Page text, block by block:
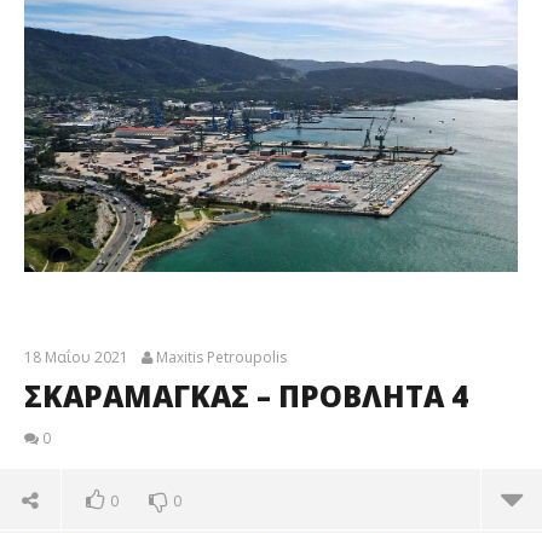
18 Μαΐου 2021 Maxitis Petroupolis
ΣΚΑΡΑΜΑΓΚΑΣ – ΠΡΟΒΛΗΤΑ 4
0
0 0